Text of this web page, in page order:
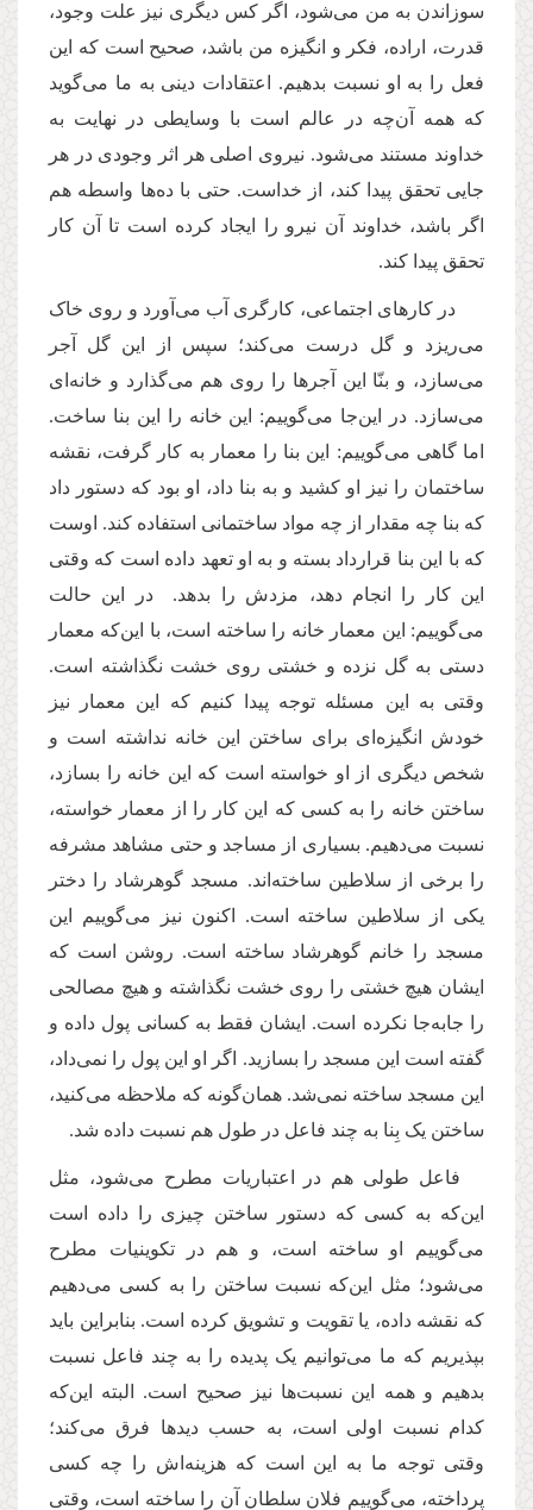
سوزاندن به من می‌شود، اگر کس دیگری نیز علت وجود،
قدرت، اراده، فکر و انگیزه من باشد، صحیح است که این
فعل را به او نسبت بدهیم. اعتقادات دینی به ما می‌گوید
که همه آن‌چه در عالم است با وسایطی در نهایت به
خداوند مستند می‌شود. نیروی اصلی هر اثر وجودی در هر
جایی تحقق پیدا کند، از خداست. حتی با ده‌ها واسطه هم
اگر باشد، خداوند آن نیرو را ایجاد کرده است تا آن کار
تحقق پیدا کند.
در کارهای اجتماعی،‌ کارگری آب می‌آورد و روی خاک
می‌ریزد و گل درست می‌کند؛ سپس از این گل آجر
می‌سازد، و بنّا این آجرها را روی هم می‌گذارد و خانه‌ای
می‌سازد. در این‌جا می‌گوییم: این خانه را این بنا ساخت.
اما گاهی می‌گوییم: این بنا را معمار به کار گرفت، نقشه
ساختمان را نیز او کشید و به بنا داد، او بود که دستور داد
که بنا چه مقدار از چه مواد ساختمانی استفاده کند. اوست
که با این بنا قرارداد بسته و به او تعهد داده است که وقتی
این کار را انجام دهد، مزدش را بدهد. در این حالت
می‌گوییم: این معمار خانه را ساخته است، با این‌که معمار
دستی به گل نزده و خشتی روی خشت نگذاشته است.
وقتی به این مسئله توجه پیدا کنیم که این معمار نیز
خودش انگیزه‌ای برای ساختن این خانه نداشته است و
شخص دیگری از او خواسته است که این خانه را بسازد،
ساختن خانه را به کسی که این کار را از معمار خواسته،
نسبت می‌دهیم. بسیاری از مساجد و حتی مشاهد مشرفه
را برخی از سلاطین ساخته‌اند. مسجد گوهرشاد را دختر
یکی از سلاطین ساخته است. اکنون نیز می‌گوییم این
مسجد را خانم گوهرشاد ساخته است. روشن است که
ایشان هیچ خشتی را روی خشت نگذاشته و هیچ مصالحی
را جابه‌جا نکرده است. ایشان فقط به کسانی پول داده و
گفته است این مسجد را بسازید. اگر او این پول را نمی‌داد،
این مسجد ساخته نمی‌شد. همان‌گونه که ملاحظه می‌کنید،
ساختن یک بِنا به چند فاعل در طول هم نسبت داده شد.
فاعل طولی هم در اعتباریات مطرح می‌شود، مثل
این‌که به کسی که دستور ساختن چیزی را داده است
می‌گوییم او ساخته است، و هم در تکوینیات مطرح
می‌شود؛ مثل این‌که نسبت ساختن را به کسی می‌دهیم
که نقشه داده، یا تقویت و تشویق کرده است. بنابراین باید
بپذیریم که ما می‌توانیم یک ‌پدیده را به چند فاعل نسبت
بدهیم و همه این نسبت‌ها نیز صحیح است. البته این‌که
کدام نسبت اولی است، به حسب دیدها فرق می‌کند؛
وقتی توجه ما به این است که هزینه‌اش را چه کسی
پرداخته، می‌گوییم فلان سلطان آن را ساخته است، وقتی